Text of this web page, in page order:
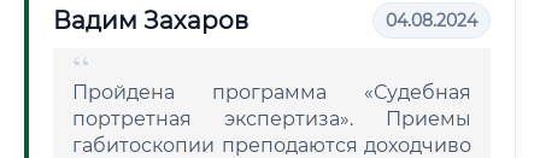
Вадим Захаров 04.08.2024
Пройдена программа «Судебная
портретная экспертиза». Приемы
габитоскопии преподаются доходчиво